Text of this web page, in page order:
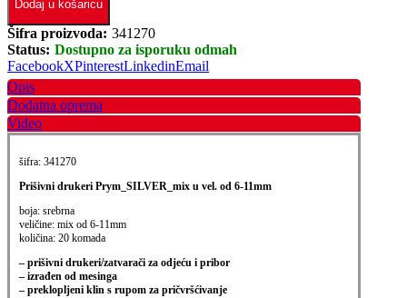
Dodaj u košaricu
Šifra proizvoda: 341270
Status: Dostupno za isporuku odmah
FacebookXPinterestLinkedinEmail
Opis
Dodatna oprema
Video
šifra: 341270
Prišivni drukeri Prym_SILVER_mix u vel. od 6-11mm
boja: srebrna
veličine: mix od 6-11mm
količina: 20 komada
– prišivni drukeri/zatvarači za odjeću i pribor
– izrađen od mesinga
– preklopljeni klin s rupom za pričvršćivanje